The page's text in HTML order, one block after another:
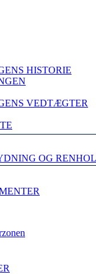
HISTORIE
VEDTÆGTER
OG